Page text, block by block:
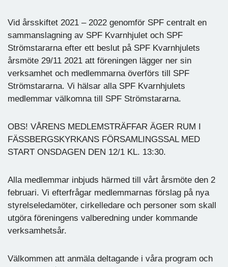
Vid årsskiftet 2021 – 2022 genomför SPF centralt en
sammanslagning av SPF Kvarnhjulet och SPF
Strömstararna efter ett beslut på SPF Kvarnhjulets
årsmöte 29/11 2021 att föreningen lägger ner sin
verksamhet och medlemmarna överförs till SPF
Strömstararna. Vi hälsar alla SPF Kvarnhjulets
medlemmar välkomna till SPF Strömstararna.
OBS! VÅRENS MEDLEMSTRÄFFAR ÄGER RUM I
FÄSSBERGSKYRKANS FÖRSAMLINGSSAL MED
START ONSDAGEN DEN 12/1 KL. 13:30.
Alla medlemmar inbjuds härmed till vårt årsmöte den 2
februari. Vi efterfrågar medlemmarnas förslag på nya
styrelseledamöter, cirkelledare och personer som skall
utgöra föreningens valberedning under kommande
verksamhetsår.
Välkommen att anmäla deltagande i våra program och